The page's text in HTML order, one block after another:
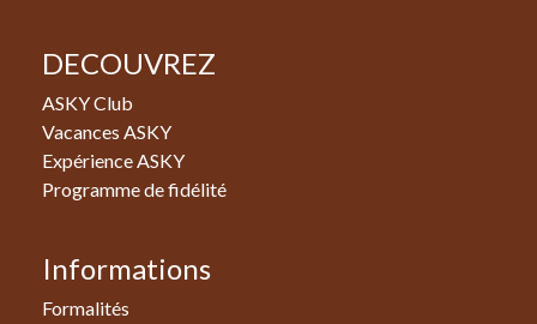
DECOUVREZ
ASKY Club
Vacances ASKY
Expérience ASKY
Programme de fidélité
Informations
Formalités